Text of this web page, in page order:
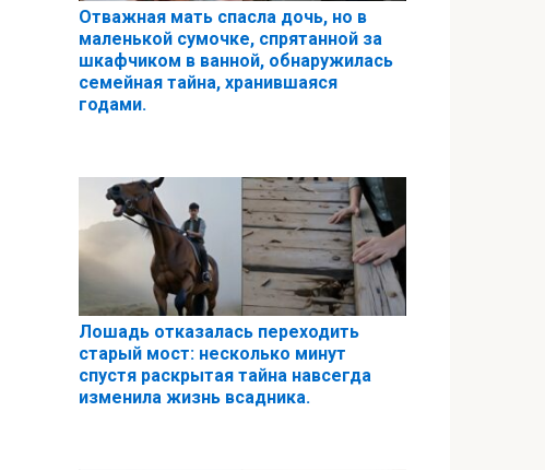
Отважная мать спасла дочь, но в
маленькой сумочке, спрятанной за
шкафчиком в ванной, обнаружилась
семейная тайна, хранившаяся
годами.
Лошадь отказалась переходить
старый мост: несколько минут
спустя раскрытая тайна навсегда
изменила жизнь всадника.